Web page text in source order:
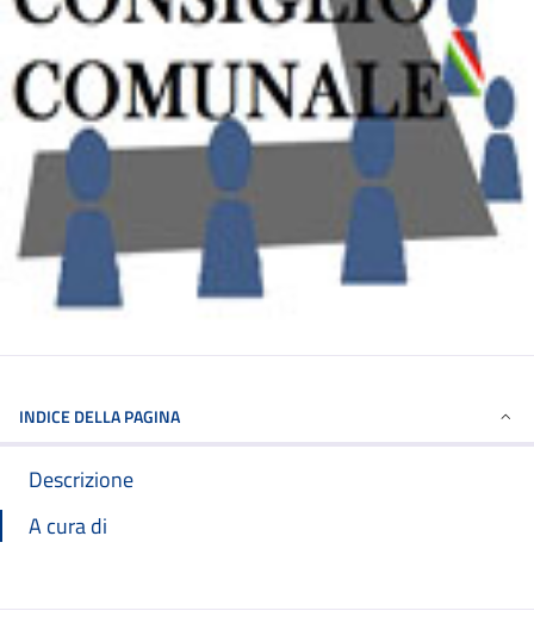
INDICE DELLA PAGINA
Descrizione
A cura di